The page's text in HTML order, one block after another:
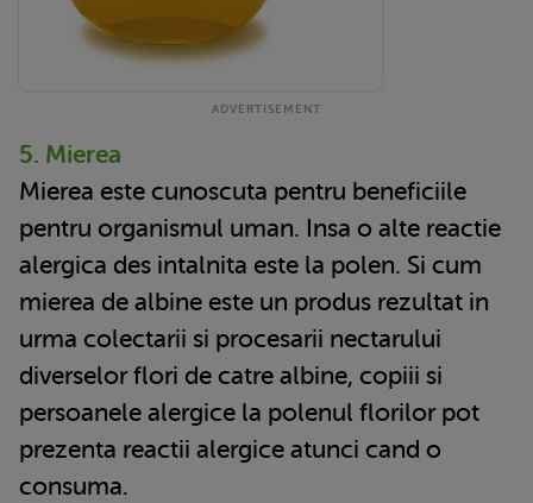
5. Mierea
Mierea este cunoscuta pentru beneficiile
pentru organismul uman. Insa o alte reactie
alergica des intalnita este la polen. Si cum
mierea de albine este un produs rezultat in
urma colectarii si procesarii nectarului
diverselor flori de catre albine, copiii si
persoanele alergice la polenul florilor pot
prezenta reactii alergice atunci cand o
consuma.